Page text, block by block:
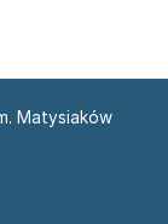
Matysiaków